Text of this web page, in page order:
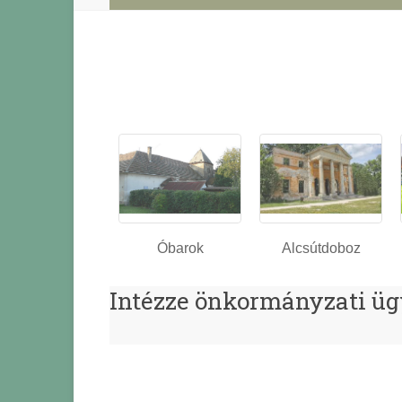
Óbarok Alcsútdoboz
Intézze önkormányzati